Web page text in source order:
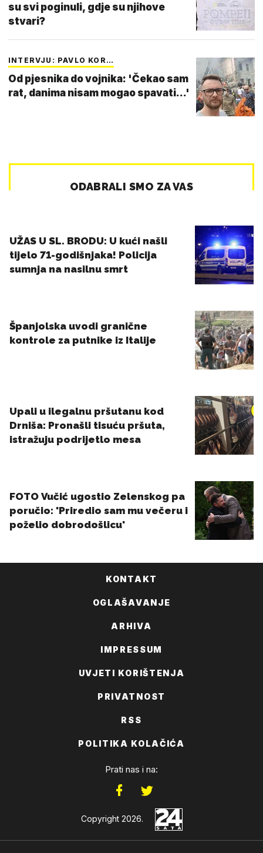
su svi poginuli, gdje su njihove
stvari?
INTERVJU: PAVLO KOR…
Od pjesnika do vojnika: 'Čekao sam
rat, danima nisam mogao spavati...'
KONTAKT
OGLAŠAVANJE
ARHIVA
IMPRESSUM
UVJETI KORIŠTENJA
PRIVATNOST
RSS
POLITIKA KOLAČIĆA
Prati nas i na:
Copyright 2026.